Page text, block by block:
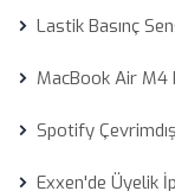
Lastik Basınç
MacBook Air M4
Spotify
Exxen'de Üyelik